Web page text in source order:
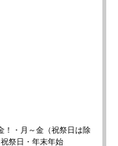
！ ・ 月～金（祝祭日は除
祭日・年末年始